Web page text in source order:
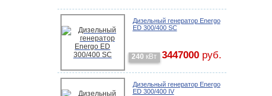
Дизельный генератор Energo
ED 300/400 SC
240 кВт 3447000руб.
Дизельный генератор Energo
ED 300/400 IV